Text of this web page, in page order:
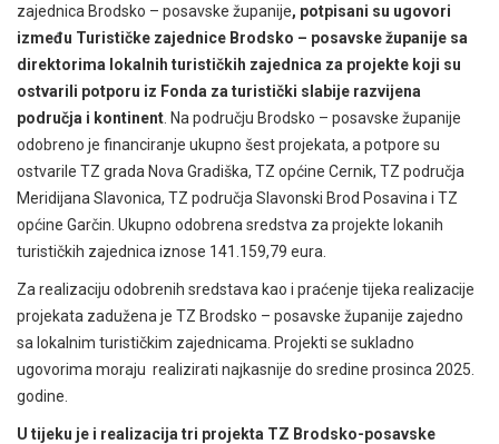
zajednica Brodsko – posavske županije, potpisani su ugovori
između Turističke zajednice Brodsko – posavske županije sa
direktorima lokalnih turističkih zajednica za projekte koji su
ostvarili potporu iz Fonda za turistički slabije razvijena
područja i kontinent . Na području Brodsko – posavske županije
odobreno je financiranje ukupno šest projekata, a potpore su
ostvarile TZ grada Nova Gradiška, TZ općine Cernik, TZ područja
Meridijana Slavonica, TZ područja Slavonski Brod Posavina i TZ
općine Garčin. Ukupno odobrena sredstva za projekte lokanih
turističkih zajednica iznose 141.159,79 eura.
Za realizaciju odobrenih sredstava kao i praćenje tijeka realizacije
projekata zadužena je TZ Brodsko – posavske županije zajedno
sa lokalnim turističkim zajednicama. Projekti se sukladno
ugovorima moraju realizirati najkasnije do sredine prosinca 2025.
godine.
U tijeku je i realizacija tri projekta TZ Brodsko-posavske